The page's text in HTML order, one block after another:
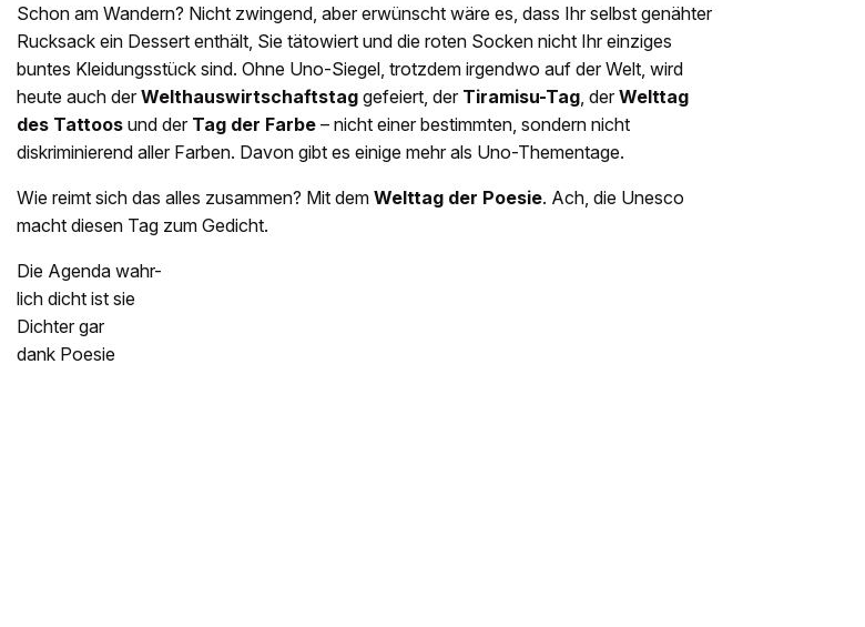
Schon am Wandern? Nicht zwingend, aber erwünscht wäre es, dass Ihr selbst genähter
Rucksack ein Dessert enthält, Sie tätowiert und die roten Socken nicht Ihr einziges
buntes Kleidungsstück sind. Ohne Uno-Siegel, trotzdem irgendwo auf der Welt, wird
heute auch der Welthauswirtschaftstag gefeiert, der Tiramisu-Tag , der Welttag
des Tattoos und der Tag der Farbe – nicht einer bestimmten, sondern nicht
diskriminierend aller Farben. Davon gibt es einige mehr als Uno-Thementage.
Wie reimt sich das alles zusammen? Mit dem Welttag der Poesie. Ach, die Unesco
macht diesen Tag zum Gedicht.
Die Agenda wahr-
lich dicht ist sie
Dichter gar
dank Poesie